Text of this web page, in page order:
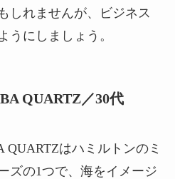
しれませんが、ビジネス
うにしましょう。
QUARTZ／30代
QUARTZはハミルトンのミ
ズの1つで、海をイメージ